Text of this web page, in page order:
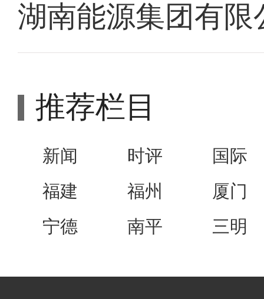
湖南能源集团有
推荐栏目
新闻 时评
国际
福建
福州
厦门
宁德
南平 三明